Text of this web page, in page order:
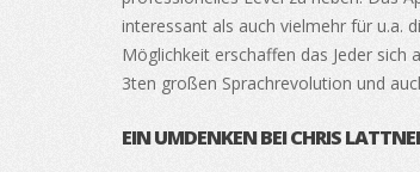
interessant als auch vielmehr für u.a.
Möglichkeit erschaffen das Jeder sich
3ten großen Sprachrevolution und
EIN UMDENKEN BEI CHRIS